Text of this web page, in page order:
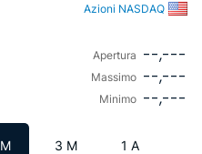
Azioni NASDAQ
Apertura --,---
Massimo --,---
Minimo --,---
3 M 1 A